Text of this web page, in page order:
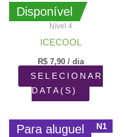
Disponível
Nível 4
ICECOOL
R$7,90/ dia
SELECIONAR
DATA(S)
Para aluguel N1